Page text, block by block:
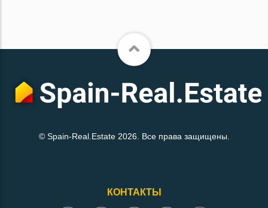
© Spain-Real.Estate 2026. Все права защищены.
КОНТАКТЫ